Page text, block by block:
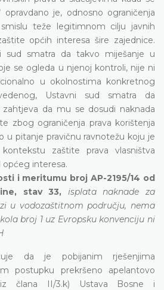
opravdano je, odnosno ograničenja
teže legitimnom cilju javnih
općih interesa šire zajednice.
sud smatra da takvo miješanje u
se ogleda u njenoj kontroli, nije ni
u okolnostima konkretnog
Ustavni sud smatra da
da mu se dosudi naknada
zbog ograničenja prava korištenja
u pitanje pravičnu ravnotežu koju je
zaštite prava vlasništva
općeg interesa.
i meritumu broj AP-2195/14 od
stav 33, isplata naknade za
u vodozaštitnom području, nema
broj 1 uz Evropsku konvenciju ni
da je pobijanim rješenjima
postupku prekršeno apelantovo
člana II/3.k) Ustava Bosne i